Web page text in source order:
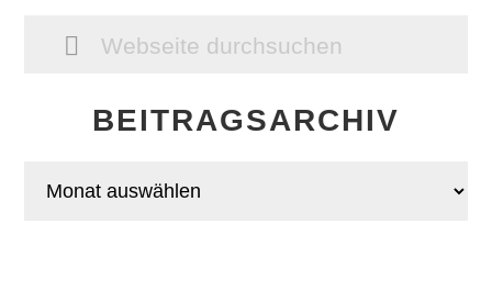
durchsuchen
BEITRAGSARCHIV